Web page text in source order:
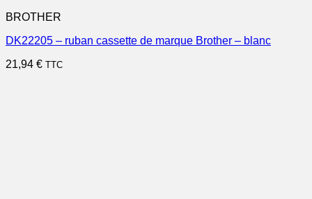
BROTHER
DK22205 – ruban cassette de marque Brother – blanc
21,94 € TTC